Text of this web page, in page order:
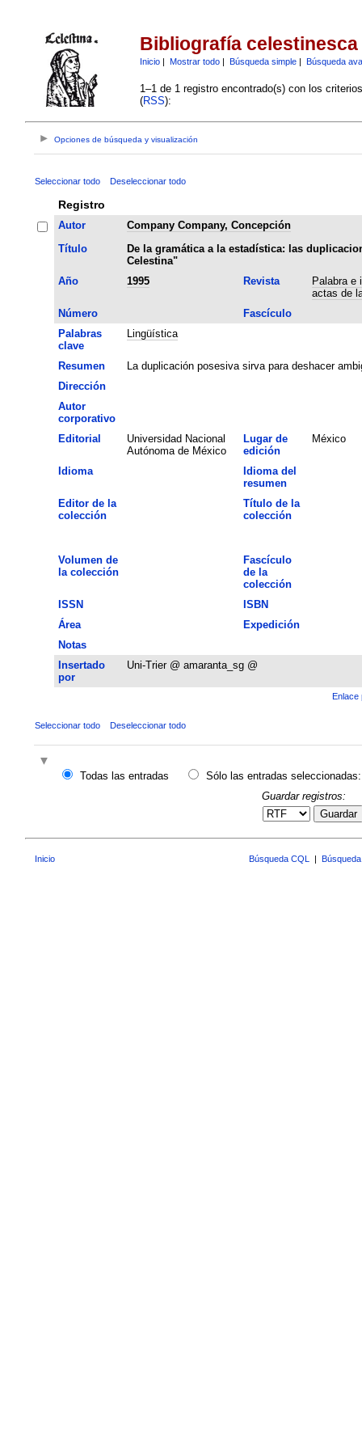
Bibliografía celestinesca
Inicio| Mostrar todo| Búsqueda simple| Búsqueda
1–1 de 1 registro encontrado(s) con los
(RSS):
Opciones de búsqueda y visualización
Seleccionar todo Deseleccionar todo
Registro
Autor
Company Company, Concepción
Título
De la gramática a la estadística: las
Celestina"
Año
1995 Revista
Palabra e
actas de
Número
Fascículo
Palabras
clave
Lingüística
Resumen
La duplicación posesiva sirva para deshacer
Dirección
Autor
corporativo
Editorial
Universidad Nacional
Autónoma de México
Lugar de
edición
México
Idioma
Idioma del
resumen
Editor de la
colección
Título de la
colección
Volumen de
la colección
Fascículo
de la
colección
ISSN
ISBN
Área
Expedición
Notas
Insertado
por
Uni-Trier @ amaranta_sg @
Enlace
Seleccionar todo Deseleccionar todo
Todas las entradas
Sólo las entradas seleccionadas:
Guardar registros:
Guardar
Inicio Búsqueda CQL